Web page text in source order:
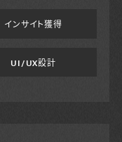
インサイト獲得
UI/UX設計